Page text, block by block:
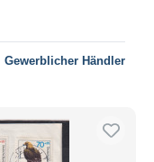
Gewerblicher Händler